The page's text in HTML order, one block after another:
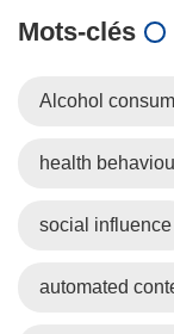
Mots‑clés
Alcohol
health
social influence
automated